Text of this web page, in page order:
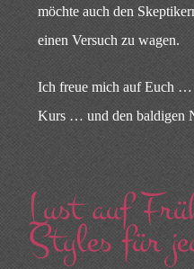
möchte auch den
einen Versuch zu wagen.
Ich freue mich auf Euch …
Kurs … und den baldigen
Lust auf
Styles für